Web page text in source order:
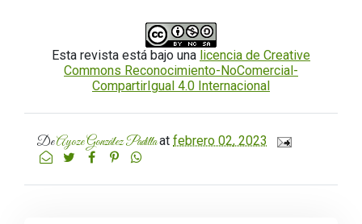
Esta revista está bajo una licencia de Creative
Commons Reconocimiento-NoComercial-
CompartirIgual 4.0 Internacional
DeAyoze González Padillaat febrero 02, 2023